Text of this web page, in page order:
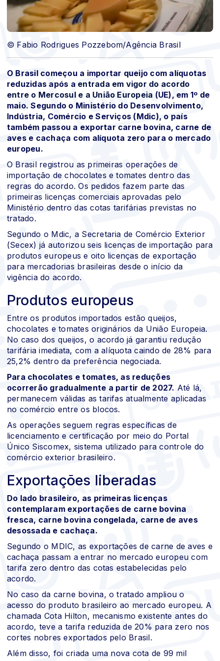
© Fabio Rodrigues Pozzebom/Agência Brasil
O Brasil começou a importar queijo com alíquotas
reduzidas após a entrada em vigor do acordo
entre o Mercosul e a União Europeia (UE), em 1º de
maio. Segundo o Ministério do Desenvolvimento,
Indústria, Comércio e Serviços (Mdic), o país
também passou a exportar carne bovina, carne de
aves e cachaça com alíquota zero para o mercado
europeu.
O Brasil registrou as primeiras operações de
importação de chocolates e tomates dentro das
regras do acordo. Os pedidos fazem parte das
primeiras licenças comerciais aprovadas pelo
Ministério dentro das cotas tarifárias previstas no
tratado.
Segundo o Mdic, a Secretaria de Comércio Exterior
(Secex) já autorizou seis licenças de importação para
produtos europeus e oito licenças de exportação
para mercadorias brasileiras desde o início da
vigência do acordo.
Produtos europeus
Entre os produtos importados estão queijos,
chocolates e tomates originários da União Europeia.
No caso dos queijos, o acordo já garantiu redução
tarifária imediata, com a alíquota caindo de 28% para
25,2% dentro da preferência negociada.
Para chocolates e tomates, as reduções
ocorrerão gradualmente a partir de 2027. Até lá,
permanecem válidas as tarifas atualmente aplicadas
no comércio entre os blocos.
As operações seguem regras específicas de
licenciamento e certificação por meio do Portal
Único Siscomex, sistema utilizado para controle do
comércio exterior brasileiro.
Exportações liberadas
Do lado brasileiro, as primeiras licenças
contemplaram exportações de carne bovina
fresca, carne bovina congelada, carne de aves
desossada e cachaça.
Segundo o MDIC, as exportações de carne de aves e
cachaça passam a entrar no mercado europeu com
tarifa zero dentro das cotas estabelecidas pelo
acordo.
No caso da carne bovina, o tratado ampliou o
acesso do produto brasileiro ao mercado europeu. A
chamada Cota Hilton, mecanismo existente antes do
acordo, teve a tarifa reduzida de 20% para zero nos
cortes nobres exportados pelo Brasil.
Além disso, foi criada uma nova cota de 99 mil